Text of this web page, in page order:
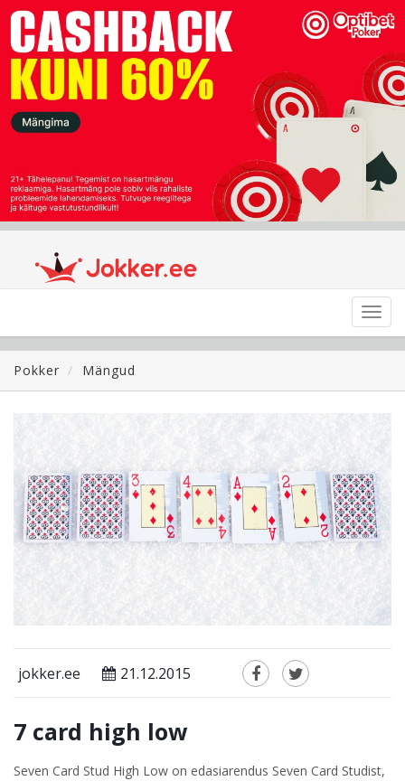
Pokker
Mängud
jokker.ee 21.12.2015
7 card high low
Seven Card Stud High Low on edasiarendus Seven Card Studist,